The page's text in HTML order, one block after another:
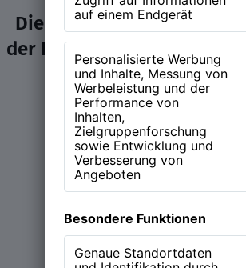
Die NEW WORK
der Diskussion über
ein Zuhause.
Learn more